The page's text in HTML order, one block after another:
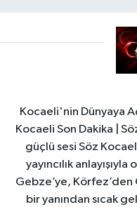
Kocaeli'nin Dünyaya
Kocaeli Son Dakika |
güçlü sesi Söz
yayıncılık
Gebze’ye, Körfez’den
bir yanından sıcak